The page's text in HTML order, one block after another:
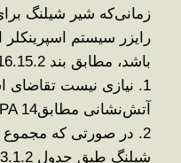
زمانی‌که شیر شیلنگ
رایزر سیستم اسپرینکلر
باشد، مطابق بند 16.15.2، موارد زیر اعمال می‌شود
1.
نیازی نیست تقاضای
آتش‌نشانی مطابق14
2. در صورتی که مجموع
شیلنگ طبق جدول 19.3.3.1.2 از الزامات